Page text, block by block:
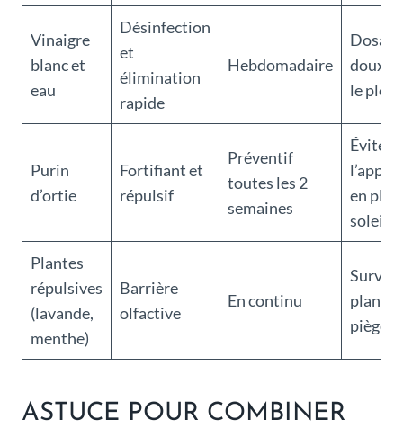
Vinaigre
blanc et
eau
Désinfection
et
élimination
rapide
Hebdomadaire
Dosage
doux,
le
Purin
d’ortie
Fortifiant et
répulsif
Préventif
toutes les 2
semaines
Éviter
en
soleil
Plantes
répulsives
(lavande,
menthe)
Barrière
olfactive
En continu
pièges
ASTUCE POUR COMBINER